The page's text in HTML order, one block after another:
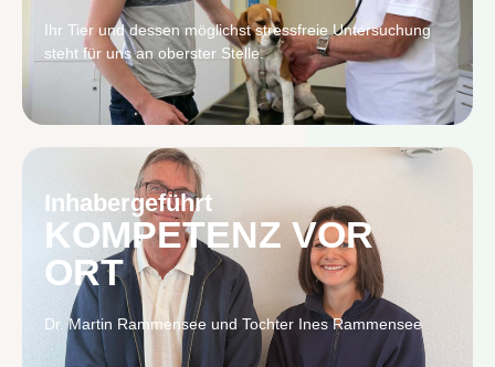
Ihr Tier und dessen möglichst stressfreie Untersuchung
steht für uns an oberster Stelle.
Inhabergeführt
KOMPETENZ VOR
ORT
Dr. Martin Rammensee und Tochter Ines Rammensee